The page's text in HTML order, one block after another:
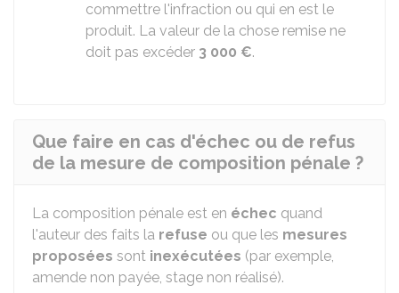
commettre l'infraction ou qui en est le
produit. La valeur de la chose remise ne
doit pas excéder 3 000 €.
Que faire en cas d'échec ou de refus
de la mesure de composition pénale ?
La composition pénale est en échec quand
l'auteur des faits la refuse ou que les mesures
proposées sont inexécutées (par exemple,
amende non payée, stage non réalisé).